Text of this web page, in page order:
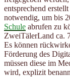
entsprechend
notwendig, um bis
Schule abrufen zu
ZweiTälerLand ca.
Es können
Förderung des
müssen diese im
wird, explizit